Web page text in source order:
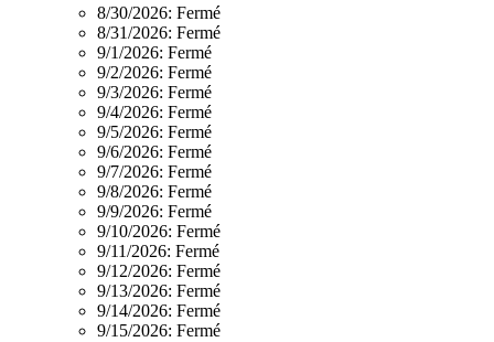
8/30/2026: Fermé
8/31/2026: Fermé
9/1/2026: Fermé
9/2/2026: Fermé
9/3/2026: Fermé
9/4/2026: Fermé
9/5/2026: Fermé
9/6/2026: Fermé
9/7/2026: Fermé
9/8/2026: Fermé
9/9/2026: Fermé
9/10/2026: Fermé
9/11/2026: Fermé
9/12/2026: Fermé
9/13/2026: Fermé
9/14/2026: Fermé
9/15/2026: Fermé